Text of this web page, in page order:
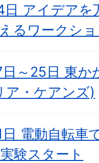
アイデアを
るワークシ
～25日 東か
ア・ケアンズ)
電動自転車
験スタート